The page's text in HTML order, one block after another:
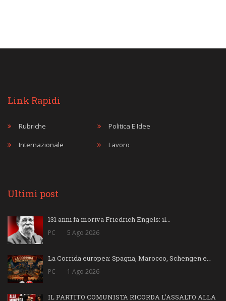
Link Rapidi
Rubriche Politica E Idee
Internazionale Lavoro
Ultimi post
131 anni fa moriva Friedrich Engels: il…
PC 5 Ago 2026
La Corrida europea: Spagna, Marocco, Schengen e…
PC 1 Ago 2026
IL PARTITO COMUNISTA RICORDA L’ASSALTO ALLA